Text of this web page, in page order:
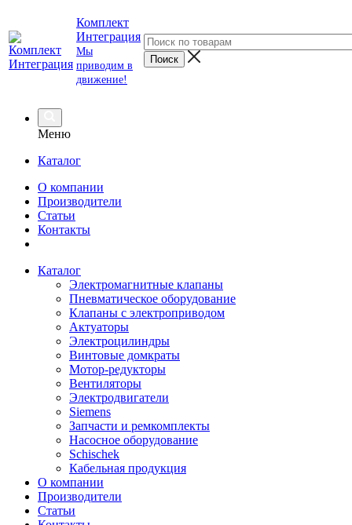
Комплект
Интеграция
Мы
приводим в
движение!
Меню
Каталог
О компании
Производители
Статьи
Контакты
Каталог
Электромагнитные клапаны
Пневматическое оборудование
Клапаны с электроприводом
Актуаторы
Электроцилиндры
Винтовые домкраты
Мотор-редукторы
Вентиляторы
Электродвигатели
Siemens
Запчасти и ремкомплекты
Насосное оборудование
Schischek
Кабельная продукция
О компании
Производители
Статьи